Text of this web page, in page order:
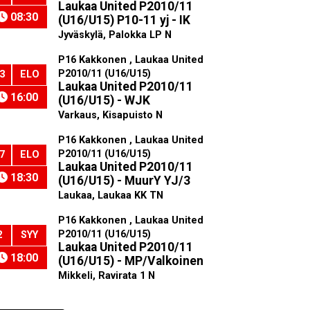
08:30
Laukaa United P2010/11
(U16/U15) P10-11 yj - IK
Jyväskylä, Palokka LP N
ELO
16:00
P16 Kakkonen , Laukaa United
P2010/11 (U16/U15)
Laukaa United P2010/11
(U16/U15) - WJK
Varkaus, Kisapuisto N
ELO
18:30
P16 Kakkonen , Laukaa United
P2010/11 (U16/U15)
Laukaa United P2010/11
(U16/U15) - MuurY YJ/3
Laukaa, Laukaa KK TN
SYY
18:00
P16 Kakkonen , Laukaa United
P2010/11 (U16/U15)
Laukaa United P2010/11
(U16/U15) - MP/Valkoinen
Mikkeli, Ravirata 1 N